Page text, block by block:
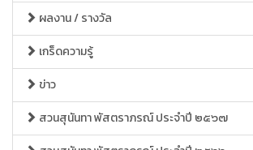
ผลงาน / รางวัล
เกร็ดความรู้
ข่าว
สวนสุนันทา พัสตราภรณ์ ประจำปี ๒๕๖๗